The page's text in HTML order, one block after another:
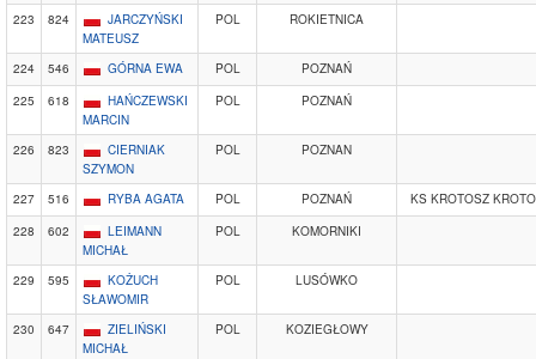
223 824
JARCZYŃSKI
MATEUSZ
POL ROKIETNICA
224 546 GÓRNA EWA POL
POZNAŃ
225
618
HAŃCZEWSKI
MARCIN
POL POZNAŃ
226 823
CIERNIAK
SZYMON
POL POZNAN
227 516 RYBA AGATA POL POZNAŃ
KS KROTOSZ
228
602
LEIMANN
MICHAŁ
POL KOMORNIKI
229 595
KOŻUCH
SŁAWOMIR
POL LUSÓWKO
230 647
ZIELIŃSKI
MICHAŁ
POL KOZIEGŁOWY